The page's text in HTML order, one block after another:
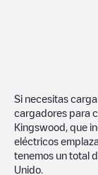
Si necesitas
cargadores para
Kingswood , que
eléctricos
tenemos un total
Unido